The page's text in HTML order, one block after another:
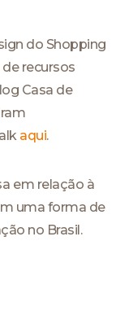
do Shopping
recursos
Casa de
aqui.
em relação à
uma forma de
no Brasil.